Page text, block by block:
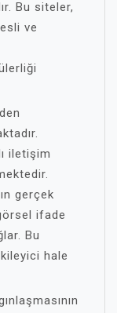
Bu siteler,
ve
iletişim
gerçek
ifade
Bu
hale